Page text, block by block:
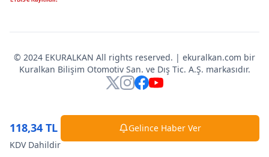
118,34 TL
KDV Dahildir
Gelince Haber Ver
© 2024 EKURALKAN All rights reserved. | ekuralkan.com bir
Kuralkan Bilişim Otomotiv San. ve Dış Tic. A.Ş. markasıdır.